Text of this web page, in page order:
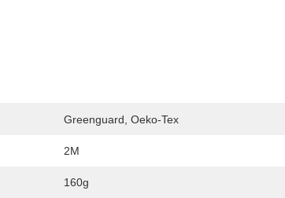
Greenguard, Oeko-Tex
2M
160g